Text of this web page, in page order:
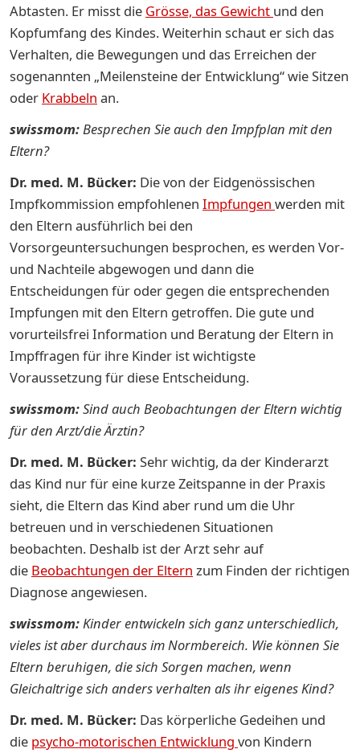
Abtasten. Er misst die Grösse, das Gewicht und den
Kopfumfang des Kindes. Weiterhin schaut er sich das
Verhalten, die Bewegungen und das Erreichen der
sogenannten „Meilensteine der Entwicklung“ wie Sitzen
oder Krabbeln an.
swissmom:Besprechen Sie auch den Impfplan mit den
Eltern?
Dr. med. M. Bücker: Die von der Eidgenössischen
Impfkommission empfohlenen Impfungen werden mit
den Eltern ausführlich bei den
Vorsorgeuntersuchungen besprochen, es werden Vor-
und Nachteile abgewogen und dann die
Entscheidungen für oder gegen die entsprechenden
Impfungen mit den Eltern getroffen. Die gute und
vorurteilsfrei Information und Beratung der Eltern in
Impffragen für ihre Kinder ist wichtigste
Voraussetzung für diese Entscheidung.
swissmom:Sind auch Beobachtungen der Eltern wichtig
für den Arzt/die Ärztin?
Dr. med. M. Bücker: Sehr wichtig, da der Kinderarzt
das Kind nur für eine kurze Zeitspanne in der Praxis
sieht, die Eltern das Kind aber rund um die Uhr
betreuen und in verschiedenen Situationen
beobachten. Deshalb ist der Arzt sehr auf
die Beobachtungen der Eltern zum Finden der richtigen
Diagnose angewiesen.
swissmom:Kinder entwickeln sich ganz unterschiedlich,
vieles ist aber durchaus im Normbereich. Wie können Sie
Eltern beruhigen, die sich Sorgen machen, wenn
Gleichaltrige sich anders verhalten als ihr eigenes Kind?
Dr. med. M. Bücker: Das körperliche Gedeihen und
die psycho-motorischen Entwicklung von Kindern